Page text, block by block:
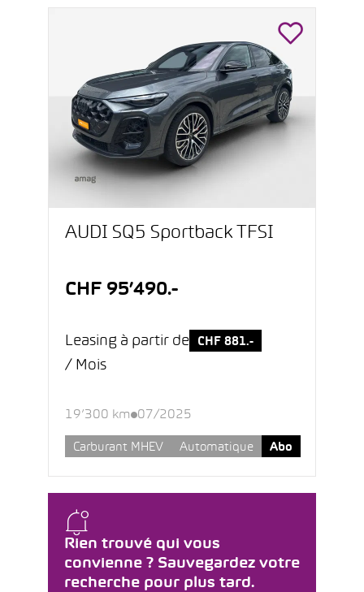
Rien trouvé qui vous
convienne ? Sauvegardez votre
recherche pour plus tard.
AUDI SQ5 Sportback TFSI
CHF 95’490.-
Leasing à partir de CHF 881.-
/ Mois
19’300 km 07/2025
Carburant MHEV Automatique Abo